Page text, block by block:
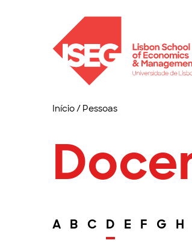
Início/ Pessoas
A B C D E F G H